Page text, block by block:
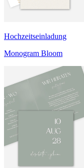
Hochzeitseinladung
Monogram Bloom